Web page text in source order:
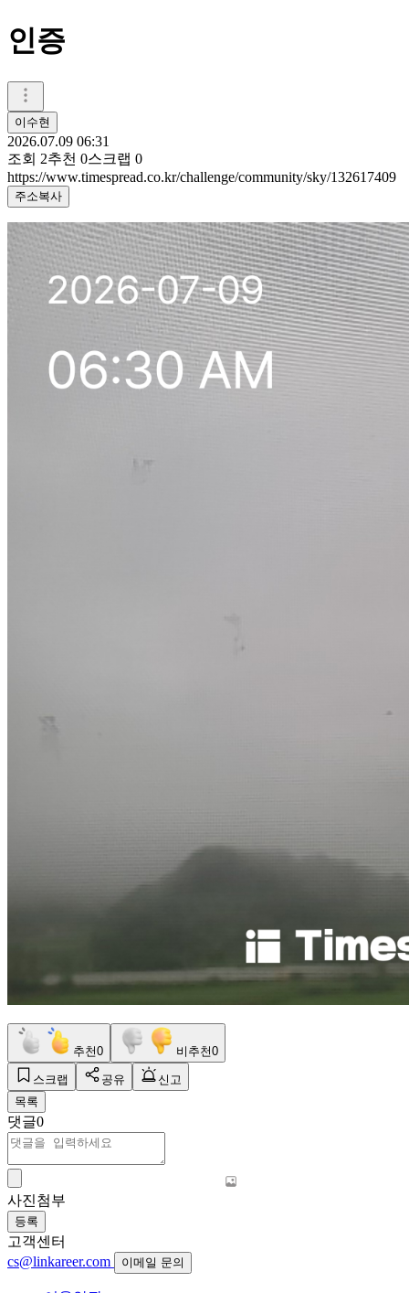
인증
이수현
2026.07.09 06:31
조회 2추천 0스크랩 0
https://www.timespread.co.kr/challenge/community/sky/132617409
주소복사
추천0 비추천0
스크랩 공유
신고
목록
댓글0
사진첨부
등록
고객센터
cs@linkareer.com
이메일 문의